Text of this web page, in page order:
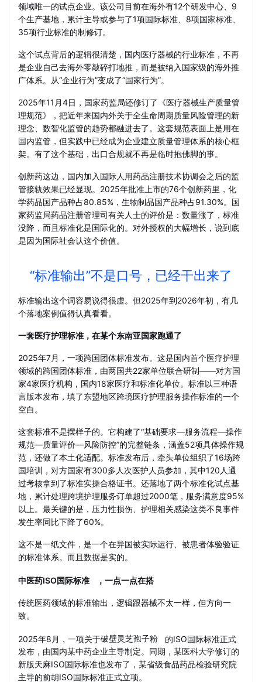
领域唯一的试点企业。该公司目前在海外有12个研发中心、9
个生产基地，累计主导或参与了1项国际标准、8项国家标准、
35项行业标准的制修订。
这个试点背后的逻辑很清楚，国内医疗器械的行业标准，不再
是企业自己去海外零敲碎打地推，而是被纳入国家级的海外推
广体系。从“企业行为”变成了“国家行为”。
2025年11月4日，国家药监局还修订了《医疗器械生产质量管
理规范》，把近年来国内外关于全生命周期质量风险管理的新
理念、数智化监管的趋势都融进去了。这套规范表面上是用在
国内监管，但实践中已经成为企业建立质量管理体系的核心框
架。有了这个基础，出口合规就不再是临时抱佛脚的事。
创新药这边，国内加入国际人用药品注册技术协调会之后的监
管接轨效果已经显现。2025年批准上市的76个创新药里，化
学药品国产品种占80.85%，生物制品国产品种占91.30%。国
家药监局药品注册管理司有关人士的评价是：数量涨了，标准
没降，而且标准化是国际化的。对外授权的大幅增长，说到底
是因为国际社会认这个价值。
“标准输出”不是口号，已经干出来了
标准输出这个词容易说得很虚。但2025年到2026年初，有几
个落地案例值得认真看看。
一套医疗护理标准，在某个东南亚国家跑通了
2025年7月，一项跨国团体标准发布。这是国内首个医疗护理
领域的跨国团体标准，由两国共22家单位联合研制——对方国
家4家医疗机构，国内18家医疗和标准化单位。标准以三种语
言版本发布，填了东盟地区跨境医疗护理服务操作标准的一个
空白。
这套标准不是摆样子的。它构建了“基础要求—服务流程—操作
规范—质量评价—风险防控”的完整链条，涵盖52项具体操作规
范，还做了本土化适配。标准发布后，牵头单位组织了16场跨
国培训，对方国家有300多人次医护人员参加，其中120人通
过考核拿到了标准实操合格证书。还落地了两个标准化试点基
地，累计处理跨境护理服务订单超过2000笔，服务满意度95%
以上。最关键的是，压力性损伤、护理相关感染这类不良事件
发生率同比下降了60%。
这不是一纸文件，是一个在异国被实际运行、被患者体验验证
的标准体系。而且数据是实的。
中医药ISO国际标准 ，一点一点在搭
传统医药领域的标准输出，逻辑跟器械不太一样，但方向一
致。
2025年8月，一项关于破壁灵芝孢子粉
的ISO国际标准正式
发布，由国内某中药企业主导制定。同期，某医科大学修订的
新版天麻ISO国际标准也发布了，某省级食品药品检验研究院
主导的前胡ISO国际标准正式立项。